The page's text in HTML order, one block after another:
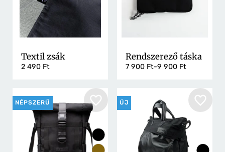
Textil zsák
2 490 Ft
Rendszerező táska
7 900 Ft-9 900 Ft
NÉPSZERŰ ÚJ